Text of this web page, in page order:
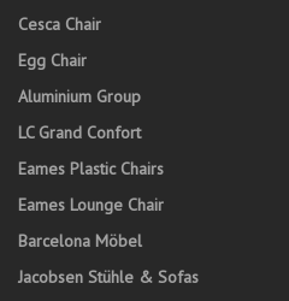
Cesca Chair
Egg Chair
Aluminium Group
LC Grand Confort
Eames Plastic Chairs
Eames Lounge Chair
Barcelona Möbel
Jacobsen Stühle & Sofas